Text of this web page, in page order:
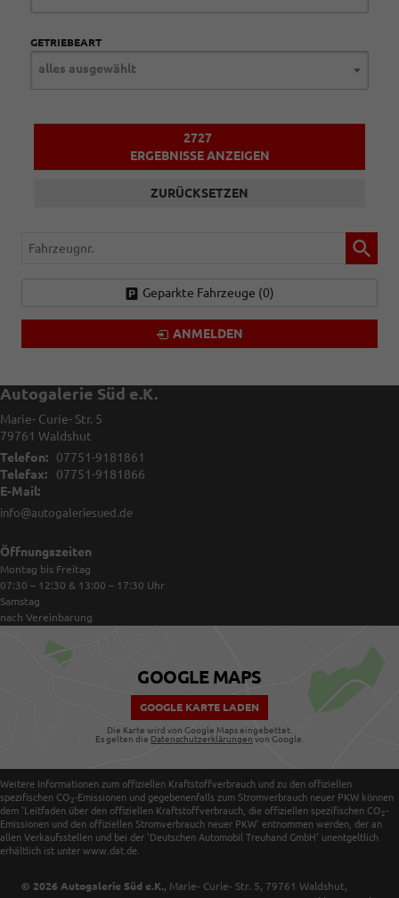
GETRIEBEART
alles ausgewählt
2727
ERGEBNISSE ANZEIGEN
ZURÜCKSETZEN
Fahrzeugnr.
Geparkte Fahrzeuge (0)
ANMELDEN
Autogalerie Süd e.K.
Marie- Curie- Str. 5
79761 Waldshut
Telefon:
07751-9181861
Telefax:
07751-9181866
E-Mail:
info@autogaleriesued.de
Öffnungszeiten
Montag bis Freitag
07:30 – 12:30 & 13:00 – 17:30 Uhr
Samstag
nach Vereinbarung
GOOGLE MAPS
GOOGLE KARTE LADEN
Die Karte wird von Google Maps eingebettet.
Es gelten die Datenschutzerklärungen von Google.
Weitere Informationen zum offiziellen Kraftstoffverbrauch und zu den offiziellen
spezifischen CO 2-Emissionen und gegebenenfalls zum Stromverbrauch neuer PKW können
dem 'Leitfaden über den offiziellen Kraftstoffverbrauch, die offiziellen spezifischen CO 2-
Emissionen und den offiziellen Stromverbrauch neuer PKW' entnommen werden, der an
allen Verkaufsstellen und bei der 'Deutschen Automobil Treuhand GmbH' unentgeltlich
erhältlich ist unter www.dat.de.
© 2026 Autogalerie Süd e.K., Marie- Curie- Str. 5, 79761 Waldshut,